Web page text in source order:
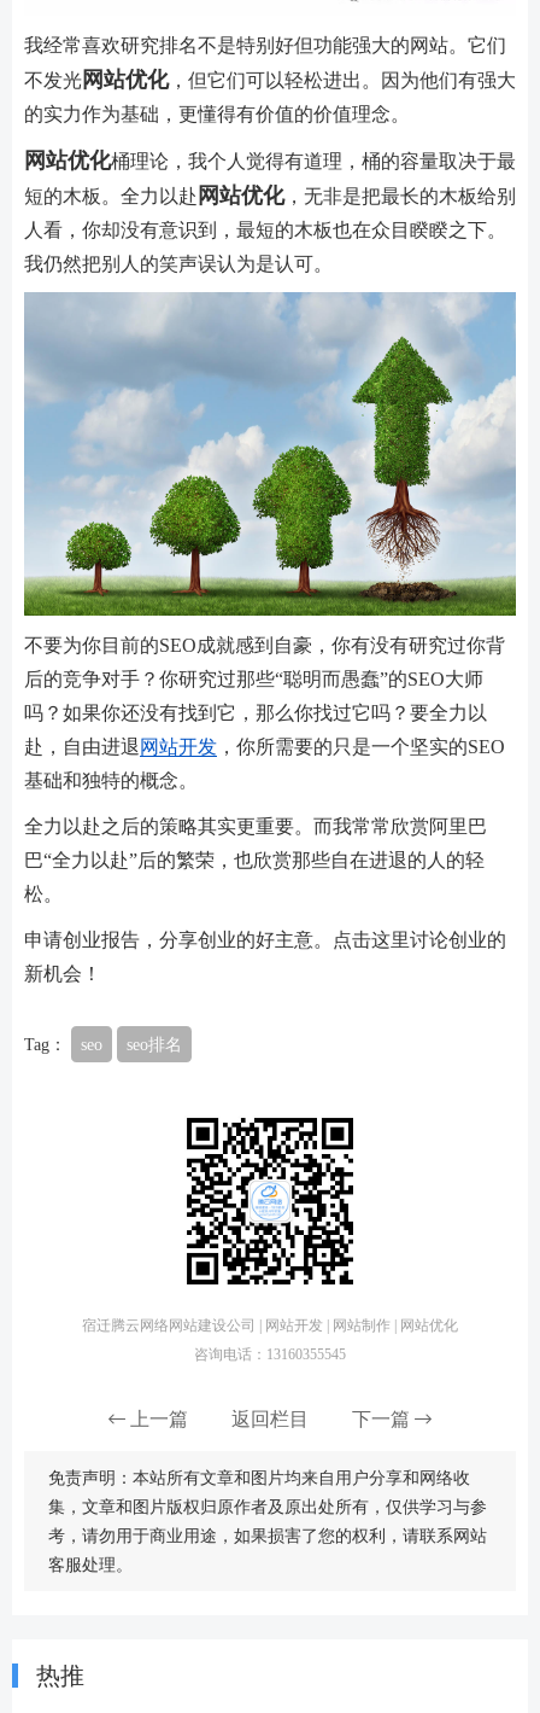
我经常喜欢研究排名不是特别好但功能强大的网站。它们
不发光网站优化，但它们可以轻松进出。因为他们有强大
的实力作为基础，更懂得有价值的价值理念。
网站优化桶理论，我个人觉得有道理，桶的容量取决于最
短的木板。全力以赴 网站优化，无非是把最长的木板给别
人看，你却没有意识到，最短的木板也在众目睽睽之下。
我仍然把别人的笑声误认为是认可。
不要为你目前的SEO成就感到自豪，你有没有研究过你背
后的竞争对手？你研究过那些“聪明而愚蠢”的SEO大师
吗？如果你还没有找到它，那么你找过它吗？要全力以
赴，自由进退 网站开发 ，你所需要的只是一个坚实的SEO
基础和独特的概念。
全力以赴之后的策略其实更重要。而我常常欣赏阿里巴
巴“全力以赴”后的繁荣，也欣赏那些自在进退的人的轻
松。
申请创业报告，分享创业的好主意。点击这里讨论创业的
新机会！
Tag： seo seo排名
宿迁腾云网络网站建设公司 | 网站开发 | 网站制作 | 网站优化
咨询电话：13160355545
上一篇 返回栏目 下一篇
免责声明：本站所有文章和图片均来自用户分享和网络收
集，文章和图片版权归原作者及原出处所有，仅供学习与参
考，请勿用于商业用途，如果损害了您的权利，请联系网站
客服处理。
热推